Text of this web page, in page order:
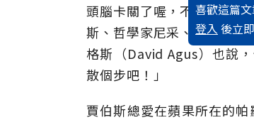
喜歡這篇
登入 後立
頭腦卡關了喔，不妨站起來
斯、哲學家尼采、亞里斯多
格斯（David Agus）也說
散個步吧！」
賈伯斯總愛在蘋果所在的